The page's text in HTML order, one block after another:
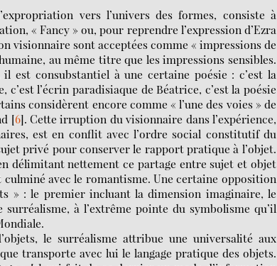
vers l’univers des formes, consiste à
« Fancy » ou, pour reprendre l’expression d’Ezra
visionnaire sont acceptées comme « impressions de
au même titre que les impressions sensibles.
est consubstantiel à une certaine poésie : c’est la
c’est l’écrin paradisiaque de Béatrice, c’est la poésie
considèrent encore comme « l’une des voies » de
[6]. Cette irruption du visionnaire dans l’expérience,
est en conflit avec l’ordre social constitutif du
privé pour conserver le rapport pratique à l’objet.
délimitant nettement ce partage entre sujet et objet
avec le romantisme. Une certaine opposition
» : le premier incluant la dimension imaginaire, le
à l’extrême pointe du symbolisme qu’il
le surréalisme attribue une universalité aux
transporte avec lui le langage pratique des objets.